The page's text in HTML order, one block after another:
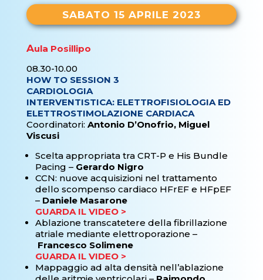
SABATO 15 APRILE 2023
Aula Posillipo
08.30-10.00
HOW TO SESSION 3
CARDIOLOGIA
INTERVENTISTICA: ELETTROFISIOLOGIA ED
ELETTROSTIMOLAZIONE CARDIACA
Coordinatori: Antonio D’Onofrio, Miguel
Viscusi
Scelta appropriata tra CRT-P e His Bundle
Pacing – Gerardo Nigro
CCN: nuove acquisizioni nel trattamento
dello scompenso cardiaco HFrEF e HFpEF
– Daniele Masarone
GUARDA IL VIDEO >
Ablazione transcatetere della fibrillazione
atriale mediante elettroporazione –
Francesco Solimene
GUARDA IL VIDEO >
Mappaggio ad alta densità nell’ablazione